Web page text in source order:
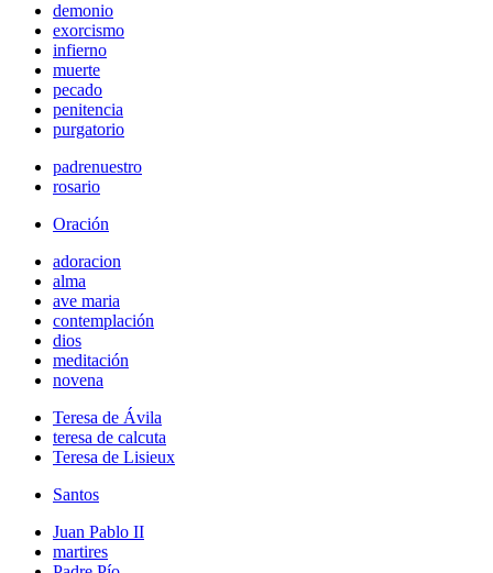
demonio
exorcismo
infierno
muerte
pecado
penitencia
purgatorio
padrenuestro
rosario
Oración
adoracion
alma
ave maria
contemplación
dios
meditación
novena
Teresa de Ávila
teresa de calcuta
Teresa de Lisieux
Santos
Juan Pablo II
martires